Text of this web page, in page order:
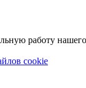
работу нашего
cookie